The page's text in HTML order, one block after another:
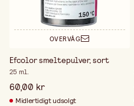
OVERVÅG
Efcolor smeltepulver, sort
25 ml.
60,00 kr
Midlertidigt udsolgt